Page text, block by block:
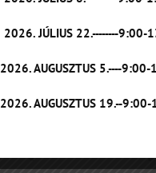
2026. JÚLIUS 22.--------9:00-
2026. AUGUSZTUS 5.----
2026. AUGUSZTUS 19.--